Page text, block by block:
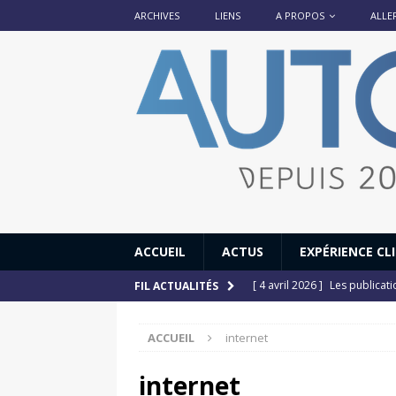
ARCHIVES LIENS A PROPOS
ACCUEIL ACTUS EXPÉRIENCE
FIL ACTUALITÉS [ 4 avril 2026 ] Les
[ 12 juillet 2025 ]
ACCUEIL internet
internet